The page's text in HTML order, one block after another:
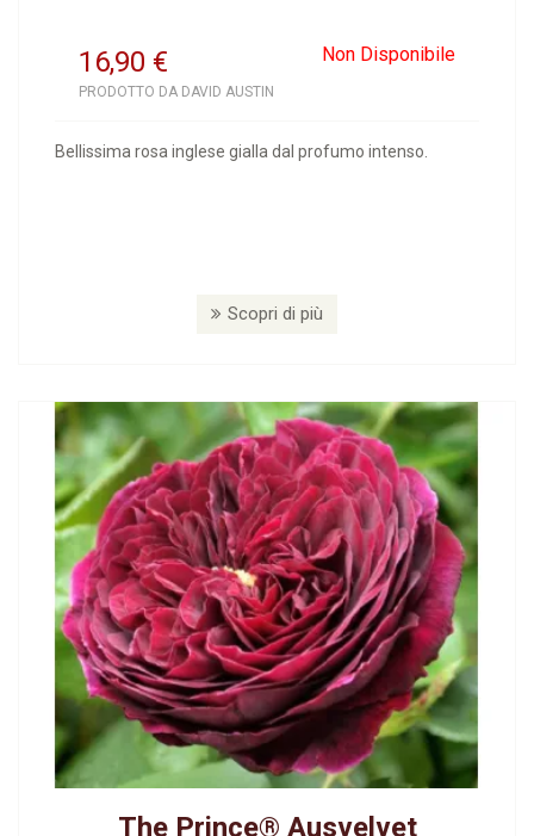
16,90 Non Disponibile
€
PRODOTTO DA DAVID AUSTIN
Bellissima rosa inglese gialla dal profumo intenso.
Scopri di più
The Prince® Ausvelvet